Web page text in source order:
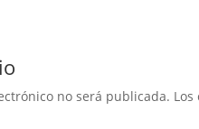
no será publicada.